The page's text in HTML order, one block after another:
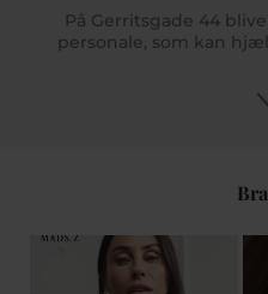
På Gerritsgade 44
personale, som kan
dig med at bestille det
Design eller